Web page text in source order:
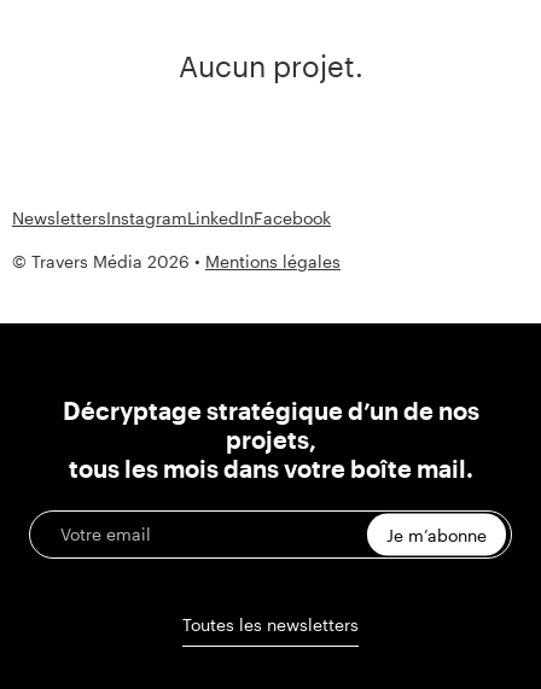
Aucun projet.
© Travers Média 2026 • Mentions légales
NewslettersInstagramLinkedInFacebook
Décryptage stratégique d’un de nos
projets,
tous les mois dans votre boîte mail.
Je m’abonne
Toutes les newsletters